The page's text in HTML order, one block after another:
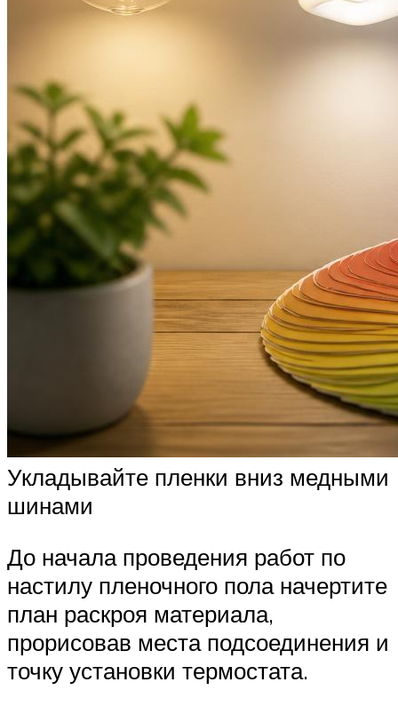
Укладывайте пленки вниз медными
шинами
До начала проведения работ по
настилу пленочного пола начертите
план раскроя материала,
прорисовав места подсоединения и
точку установки термостата.